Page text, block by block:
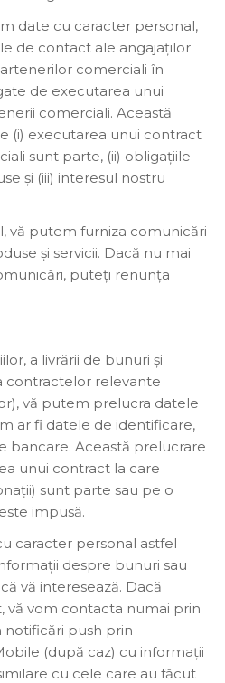
date cu caracter personal,
de contact ale angajaților
comerciali în
de executarea unui
comerciali. Această
(i) executarea unui contract
sunt parte, (ii) obligațiile
și (iii) interesul nostru
vă putem furniza comunicări
și servicii. Dacă nu mai
puteți renunța
a livrării de bunuri și
contractelor relevante
vă putem prelucra datele
ar fi datele de identificare,
bancare. Această prelucrare
unui contract la care
sunt parte sau pe o
impusă.
caracter personal astfel
despre bunuri sau
vă interesează. Dacă
vă vom contacta numai prin
notificări push prin
(după caz) cu informații
cu cele care au făcut